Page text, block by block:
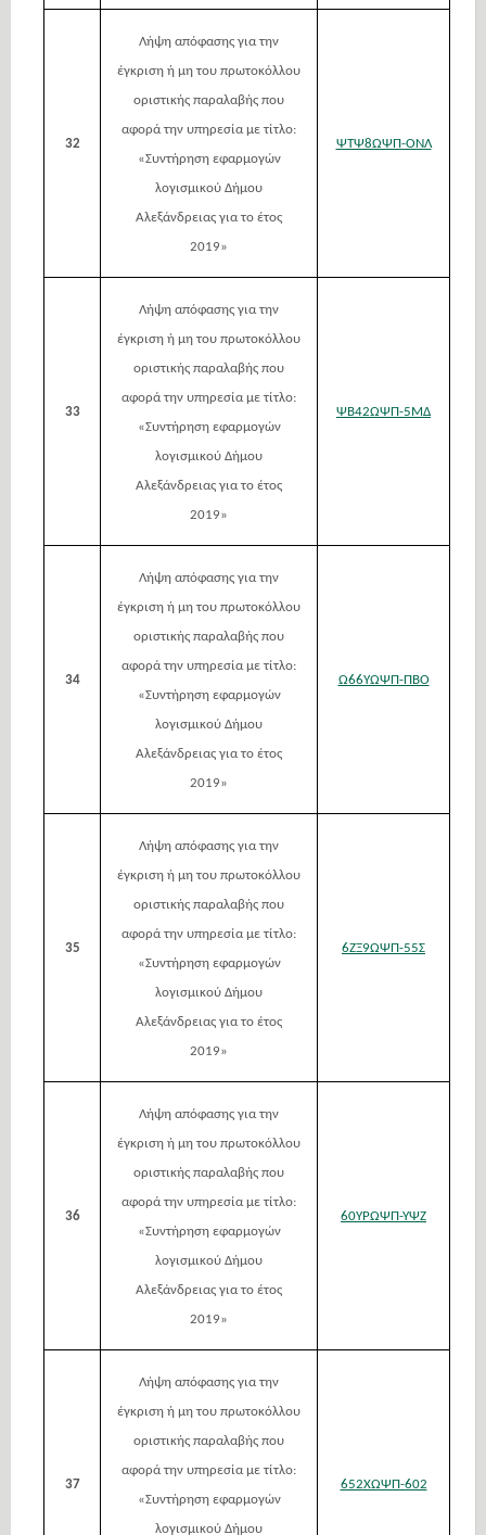
32
Λήψη απόφασης για την
έγκριση ή μη του πρωτοκόλλου
οριστικής παραλαβής που
αφορά την υπηρεσία με τίτλο:
«Συντήρηση εφαρμογών
λογισμικού Δήμου
Αλεξάνδρειας για το έτος
2019»
ΨΤΨ8ΩΨΠ-ΟΝΛ
33
Λήψη απόφασης για την
έγκριση ή μη του πρωτοκόλλου
οριστικής παραλαβής που
αφορά την υπηρεσία με τίτλο:
«Συντήρηση εφαρμογών
λογισμικού Δήμου
Αλεξάνδρειας για το έτος
2019»
ΨΒ42ΩΨΠ-5ΜΔ
34
Λήψη απόφασης για την
έγκριση ή μη του πρωτοκόλλου
οριστικής παραλαβής που
αφορά την υπηρεσία με τίτλο:
«Συντήρηση εφαρμογών
λογισμικού Δήμου
Αλεξάνδρειας για το έτος
2019»
Ω66ΥΩΨΠ-ΠΒΟ
35
Λήψη απόφασης για την
έγκριση ή μη του πρωτοκόλλου
οριστικής παραλαβής που
αφορά την υπηρεσία με τίτλο:
«Συντήρηση εφαρμογών
λογισμικού Δήμου
Αλεξάνδρειας για το έτος
2019»
6ΖΞ9ΩΨΠ-55Σ
36
Λήψη απόφασης για την
έγκριση ή μη του πρωτοκόλλου
οριστικής παραλαβής που
αφορά την υπηρεσία με τίτλο:
«Συντήρηση εφαρμογών
λογισμικού Δήμου
Αλεξάνδρειας για το έτος
2019»
60ΥΡΩΨΠ-ΥΨΖ
37
Λήψη απόφασης για την
έγκριση ή μη του πρωτοκόλλου
οριστικής παραλαβής που
αφορά την υπηρεσία με τίτλο:
«Συντήρηση εφαρμογών
λογισμικού Δήμου
652ΧΩΨΠ-602